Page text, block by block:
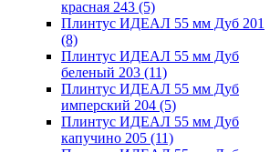
красная 243 (5)
Плинтус ИДЕАЛ 55 мм Дуб 201
(8)
Плинтус ИДЕАЛ 55 мм Дуб
беленый 203 (11)
Плинтус ИДЕАЛ 55 мм Дуб
имперский 204 (5)
Плинтус ИДЕАЛ 55 мм Дуб
капучино 205 (11)